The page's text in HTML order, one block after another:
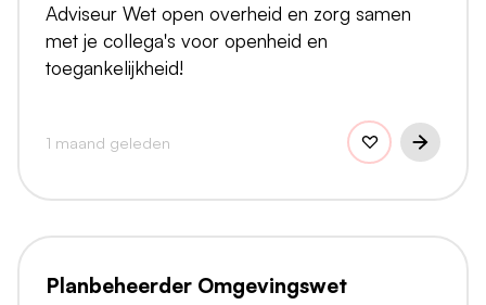
Adviseur Wet open overheid en zorg samen
met je collega's voor openheid en
toegankelijkheid!
1 maand geleden
Planbeheerder Omgevingswet